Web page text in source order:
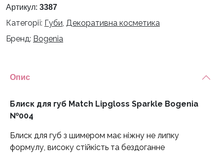
Lipgloss
Bogenia
№004
Артикул: 3387
Категорії: Губи, Декоративна косметика
Бренд: Bogenia
Опис
Блиск для губ Match Lipgloss Sparkle Bogenia
№004
Блиск для губ з шимером має ніжну не липку
формулу, високу стійкість та бездоганне